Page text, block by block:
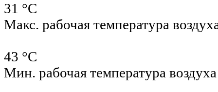
31 °С
Макс. рабочая температура
43 °С
Мин. рабочая температура